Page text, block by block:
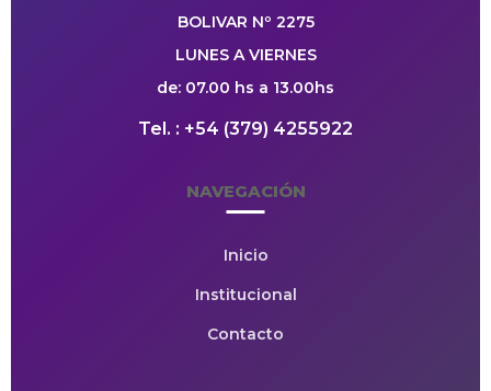
BOLIVAR Nº 2275
LUNES A VIERNES
de: 07.00 hs a 13.00hs
Tel. : +54 (379) 4255922
NAVEGACIÓN
Inicio
Institucional
Contacto